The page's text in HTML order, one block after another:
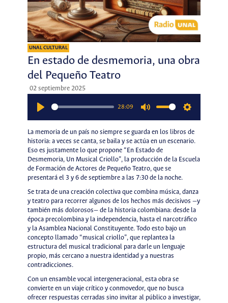
UNAL CULTURAL
En estado de desmemoria, una obra
del Pequeño Teatro
02 septiembre 2025
28:09
La memoria de un país no siempre se guarda en los libros de
historia: a veces se canta, se baila y se actúa en un escenario.
Eso es justamente lo que propone “En Estado de
Desmemoria, Un Musical Criollo”, la producción de la Escuela
de Formación de Actores de Pequeño Teatro, que se
presentará el 3 y 6 de septiembre a las 7:30 de la noche.
Se trata de una creación colectiva que combina música, danza
y teatro para recorrer algunos de los hechos más decisivos —y
también más dolorosos— de la historia colombiana: desde la
época precolombina y la independencia, hasta el narcotráfico
y la Asamblea Nacional Constituyente. Todo esto bajo un
concepto llamado “musical criollo”, que replantea la
estructura del musical tradicional para darle un lenguaje
propio, más cercano a nuestra identidad y a nuestras
contradicciones.
Con un ensamble vocal intergeneracional, esta obra se
convierte en un viaje crítico y conmovedor, que no busca
ofrecer respuestas cerradas sino invitar al público a investigar,